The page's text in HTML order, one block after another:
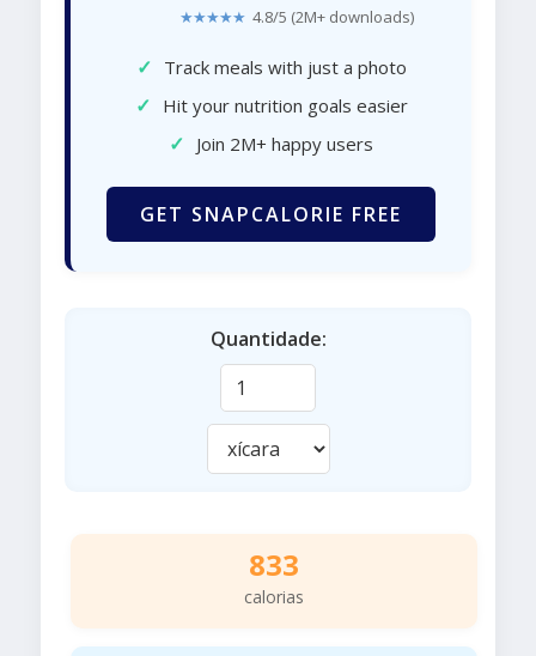
★★★★★ 4.8/5 (2M+ downloads)
✓ Track meals with just a photo
✓ Hit your nutrition goals easier
✓ Join 2M+ happy users
GET SNAPCALORIE FREE
Quantidade:
833
calorias